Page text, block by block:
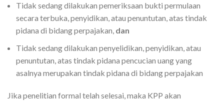
Tidak sedang dilakukan pemeriksaan bukti permulaan
secara terbuka, penyidikan, atau penuntutan, atas tindak
pidana di bidang perpajakan, dan
Tidak sedang dilakukan penyelidikan, penyidikan, atau
penuntutan, atas tindak pidana pencucian uang yang
asalnya merupakan tindak pidana di bidang perpajakan
Jika penelitian formal telah selesai, maka KPP akan